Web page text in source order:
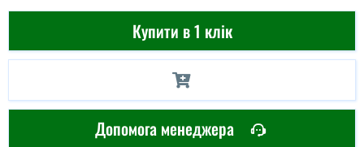
Купити в 1 клік
Допомога менеджера